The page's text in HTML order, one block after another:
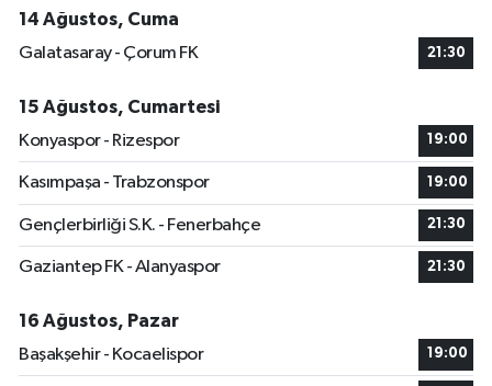
14 Ağustos, Cuma
Galatasaray - Çorum FK
21:30
15 Ağustos, Cumartesi
Konyaspor - Rizespor
19:00
Kasımpaşa - Trabzonspor 19:00
Gençlerbirliği S.K. - Fenerbahçe 21:30
Gaziantep FK - Alanyaspor 21:30
16 Ağustos, Pazar
Başakşehir - Kocaelispor
19:00